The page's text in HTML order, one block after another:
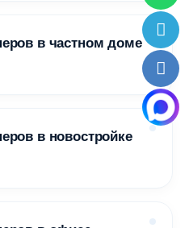
в частном доме
в новостройке